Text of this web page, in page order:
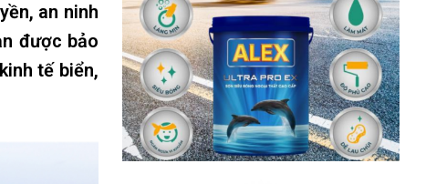
an ninh
được bảo
tế biển,